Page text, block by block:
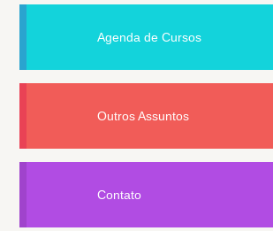
Agenda de Cursos
Outros Assuntos
Contato